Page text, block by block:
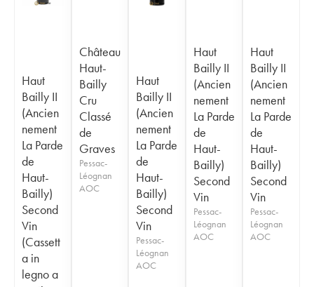
Haut
Bailly II
(Ancien
nement
La Parde
de
Haut-
Bailly)
Second
Vin
(Cassett
a in
legno a
Château
Haut-
Bailly
Cru
Classé
de
Graves
Pessac-
Léognan
AOC
Haut
Bailly II
(Ancien
nement
La Parde
de
Haut-
Bailly)
Second
Vin
Pessac-
Léognan
AOC
Haut
Bailly II
(Ancien
nement
La Parde
de
Haut-
Bailly)
Second
Vin
Pessac-
Léognan
AOC
Haut
Bailly II
(Ancien
nement
La Parde
de
Haut-
Bailly)
Second
Vin
Pessac-
Léognan
AOC